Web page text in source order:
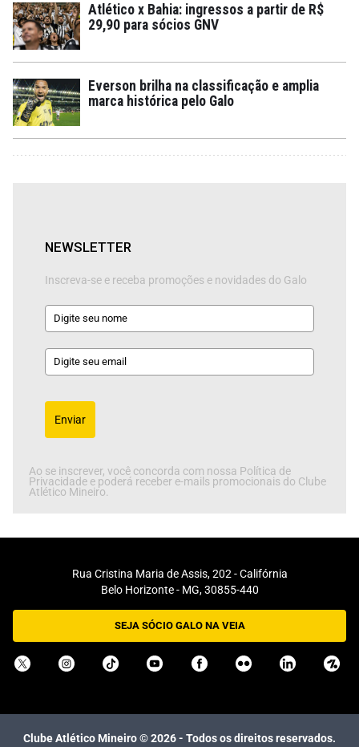
Atlético x Bahia: ingressos a partir de R$
29,90 para sócios GNV
Everson brilha na classificação e amplia
marca histórica pelo Galo
NEWSLETTER
Inscreva-se e receba promoções e novidades do Galo
Enviar
Ao se inscrever, você concorda com nossa Política de
Privacidade e poderá receber e-mails promocionais do Clube
Atlético Mineiro.
Rua Cristina Maria de Assis, 202 - Califórnia
Belo Horizonte - MG, 30855-440
SEJA SÓCIO GALO NA VEIA
Clube Atlético Mineiro ©2026- Todos os direitos reservados.